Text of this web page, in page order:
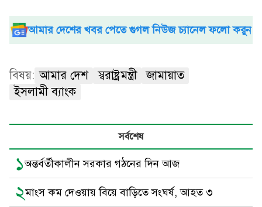
আমার দেশের খবর পেতে গুগল নিউজ চ্যানেল ফলো করুন
বিষয়: আমার দেশ স্বরাষ্ট্রমন্ত্রী
জামায়াত
ইসলামী ব্যাংক
সর্বশেষ
১অন্তর্বর্তীকালীন সরকার গঠনের দিন আজ
২মাংস কম দেওয়ায় বিয়ে বাড়িতে সংঘর্ষ, আহত ৩